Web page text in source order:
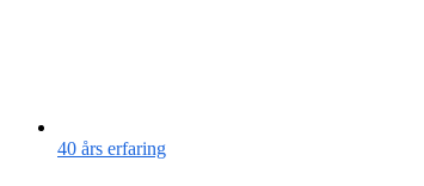
40 års erfaring